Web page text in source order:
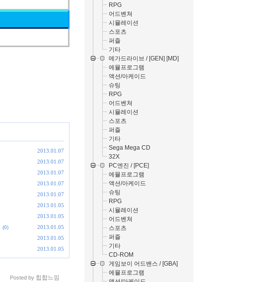
2013.01.07
2013.01.07
2013.01.07
2013.01.07
2013.01.07
2013.01.05
2013.01.05
(0) 2013.01.05
2013.01.05
2013.01.05
Posted by 힙합느낌
RPG
어드벤쳐
시뮬레이션
스포츠
퍼즐
기타
메가드라이브 / [GEN] [MD]
에뮬프로그램
액션/아케이드
슈팅
RPG
어드벤쳐
시뮬레이션
스포츠
퍼즐
기타
Sega Mega CD
32X
PC엔진 / [PCE]
에뮬프로그램
액션/아케이드
슈팅
RPG
시뮬레이션
어드벤쳐
스포츠
퍼즐
기타
CD-ROM
게임보이 어드밴스 / [GBA]
에뮬프로그램